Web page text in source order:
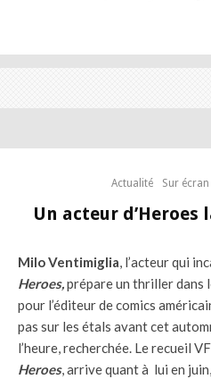
Actualité Sur écran
Un acteur d’Heroes
Milo Ventimiglia, l’acteur qui
Heroes,prépare un thriller dans
pour l’éditeur de comics
pas sur les étals avant cet
l’heure, recherchée. Le recueil
Heroes, arrive quant à lui en